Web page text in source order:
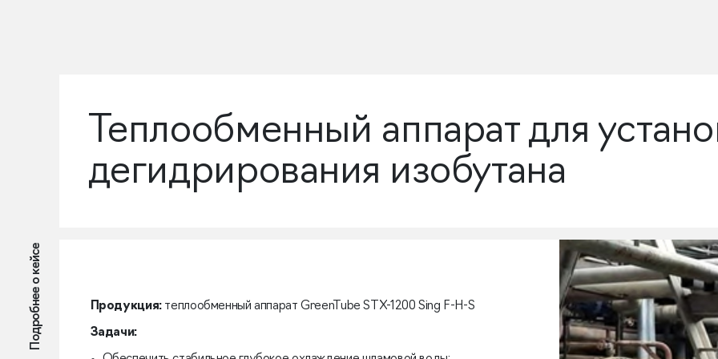
Теплообменный аппарат для
дегидрирования изобутана
Подробнее о кейсе Продукция:теплообменный аппарат GreenTube STX-1200 Sing F-H-S
Задачи: